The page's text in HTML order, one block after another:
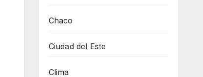
Chaco
Ciudad del Este
Clima